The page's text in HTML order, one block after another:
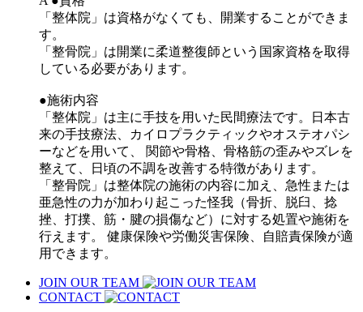
「整体院」は資格がなくても、開業することができま
す。
「整骨院」は開業に柔道整復師という国家資格を取得
している必要があります。
●施術内容
「整体院」は主に手技を用いた民間療法です。日本古
来の手技療法、カイロプラクティックやオステオパシ
ーなどを用いて、 関節や骨格、骨格筋の歪みやズレを
整えて、日頃の不調を改善する特徴があります。
「整骨院」は整体院の施術の内容に加え、急性または
亜急性の力が加わり起こった怪我（骨折、脱臼、捻
挫、打撲、筋・腱の損傷など）に対する処置や施術を
行えます。 健康保険や労働災害保険、自賠責保険が適
用できます。
JOIN OUR TEAM
CONTACT